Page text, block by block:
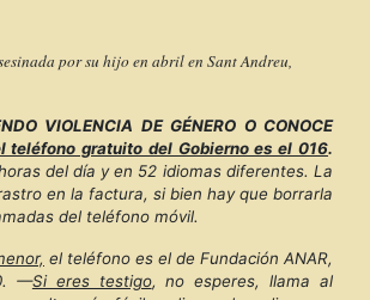
por su hijo en abril en Sant Andreu,
VIOLENCIA DE GÉNERO O CONOCE
teléfono gratuito del Gobierno es el 016.
del día y en 52 idiomas diferentes. La
en la factura, si bien hay que borrarla
del teléfono móvil.
el teléfono es el de Fundación ANAR,
—Si eres testigo, no esperes, llama al